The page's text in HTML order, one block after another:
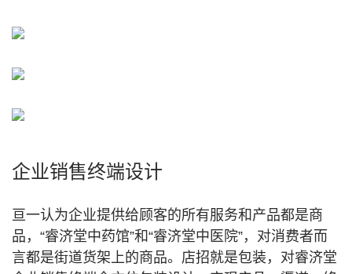
企业销售终端设计
亘一认为企业提供给顾客的所有服务和产品都是商
品，“睿济堂中药馆”和“睿济堂中医院”，对消费者而
言都是街道货架上的商品。店招就是包装，对睿济堂